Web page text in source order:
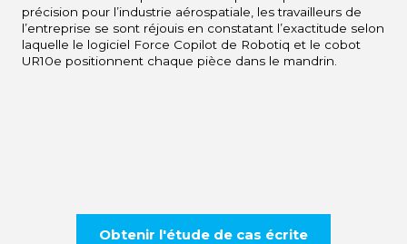
précision pour l’industrie aérospatiale, les travailleurs de
l’entreprise se sont réjouis en constatant l’exactitude selon
laquelle le logiciel Force Copilot de Robotiq et le cobot
UR10e positionnent chaque pièce dans le mandrin.
Obtenir l'étude de cas écrite